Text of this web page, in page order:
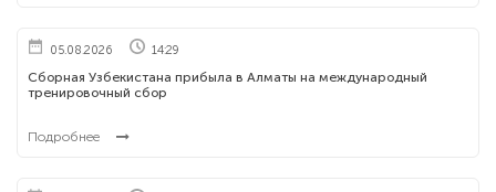
05.08.2026 14:29
Сборная Узбекистана прибыла в Алматы на международный
тренировочный сбор
Подробнее